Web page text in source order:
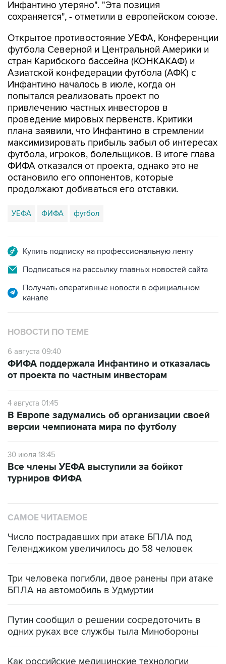
Инфантино утеряно". "Эта позиция
сохраняется", - отметили в европейском союзе.
Открытое противостояние УЕФА, Конференции
футбола Северной и Центральной Америки и
стран Карибского бассейна (КОНКАКАФ) и
Азиатской конфедерации футбола (АФК) с
Инфантино началось в июле, когда он
попытался реализовать проект по
привлечению частных инвесторов в
проведение мировых первенств. Критики
плана заявили, что Инфантино в стремлении
максимизировать прибыль забыл об интересах
футбола, игроков, болельщиков. В итоге глава
ФИФА отказался от проекта, однако это не
остановило его оппонентов, которые
продолжают добиваться его отставки.
УЕФА ФИФА футбол
Купить подписку на профессиональную ленту
Подписаться на рассылку главных новостей сайта
Получать оперативные новости в официальном
канале
НОВОСТИ ПО ТЕМЕ
6 августа 09:40
ФИФА поддержала Инфантино и отказалась
от проекта по частным инвесторам
4 августа 01:45
В Европе задумались об организации своей
версии чемпионата мира по футболу
30 июля 18:45
Все члены УЕФА выступили за бойкот
турниров ФИФА
САМОЕ ЧИТАЕМОЕ
Число пострадавших при атаке БПЛА под
Геленджиком увеличилось до 58 человек
Три человека погибли, двое ранены при атаке
БПЛА на автомобиль в Удмуртии
Путин сообщил о решении сосредоточить в
одних руках все службы тыла Минобороны